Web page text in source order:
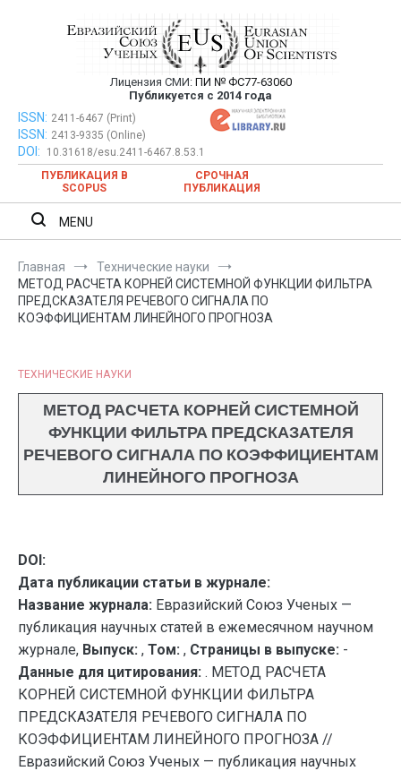
Евразийский Союз Ученых —
публикация научных статей в
ежемесячном научном журнале
Лицензия СМИ: ПИ № ФС77-63060
Публикуется с 2014 года
Евразийский Союз Ученых — публикация научных статей в
ежемесячном научном журнале
ISSN: 2411-6467 (Print)
ISSN: 2413-9335 (Online)
DOI:
10.31618/esu.2411-6467.8.53.1
ПУБЛИКАЦИЯ В
SCOPUS
СРОЧНАЯ
ПУБЛИКАЦИЯ
MENU
Главная
Технические науки
МЕТОД РАСЧЕТА КОРНЕЙ СИСТЕМНОЙ ФУНКЦИИ ФИЛЬТРА
ПРЕДСКАЗАТЕЛЯ РЕЧЕВОГО СИГНАЛА ПО
КОЭФФИЦИЕНТАМ ЛИНЕЙНОГО ПРОГНОЗА
ТЕХНИЧЕСКИЕ НАУКИ
МЕТОД РАСЧЕТА КОРНЕЙ СИСТЕМНОЙ
ФУНКЦИИ ФИЛЬТРА ПРЕДСКАЗАТЕЛЯ
РЕЧЕВОГО СИГНАЛА ПО КОЭФФИЦИЕНТАМ
ЛИНЕЙНОГО ПРОГНОЗА
DOI:
Дата публикации статьи в журнале:
Название журнала: Евразийский Союз Ученых —
публикация научных статей в ежемесячном научном
журнале, Выпуск: , Том: , Страницы в выпуске: -
Данные для цитирования: . МЕТОД РАСЧЕТА
КОРНЕЙ СИСТЕМНОЙ ФУНКЦИИ ФИЛЬТРА
ПРЕДСКАЗАТЕЛЯ РЕЧЕВОГО СИГНАЛА ПО
КОЭФФИЦИЕНТАМ ЛИНЕЙНОГО ПРОГНОЗА //
Евразийский Союз Ученых — публикация научных